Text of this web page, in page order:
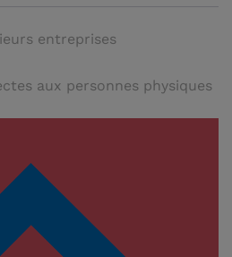
entreprises
aux personnes physiques